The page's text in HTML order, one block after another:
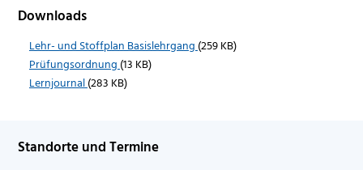
Downloads
Lehr- und Stoffplan Basislehrgang (259 KB)
Prüfungsordnung (13 KB)
Lernjournal(283 KB)
Standorte und Termine